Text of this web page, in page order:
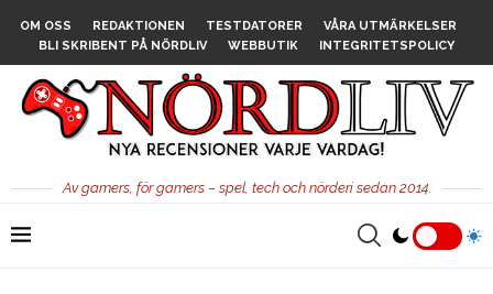
OM OSS REDAKTIONEN TESTDATORER
VÅRA UTMÄRKELSER
BLI SKRIBENT PÅ NÖRDLIV
WEBBUTIK INTEGRITETSPOLICY
Av gamers, för gamers – spel, tech och nörderi sedan 2014.